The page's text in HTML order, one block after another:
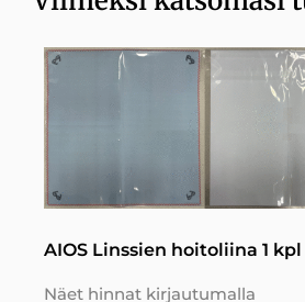
AIOS Linssien hoitoliina 1 kpl
Näet hinnat kirjautumalla